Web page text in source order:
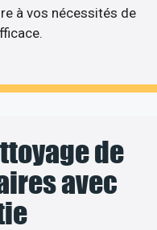
à vos nécessités de
de
avec